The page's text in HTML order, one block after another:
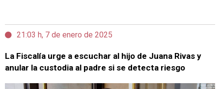
21:03 h, 7 de enero de 2025
La Fiscalía urge a escuchar al hijo de Juana Rivas y
anular la custodia al padre si se detecta riesgo